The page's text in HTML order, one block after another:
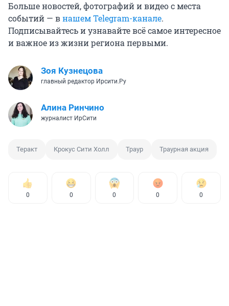
Больше новостей, фотографий и видео с места
событий — внашем Telegram-канале.
Подписывайтесь и узнавайте всё самое интересное
и важное из жизни региона первыми.
Зоя Кузнецова
главный редактор Ирсити.Ру
Алина Ринчино
журналист ИрСити
Теракт Крокус Сити Холл Траур Траурная акция
0 0 0 0 0